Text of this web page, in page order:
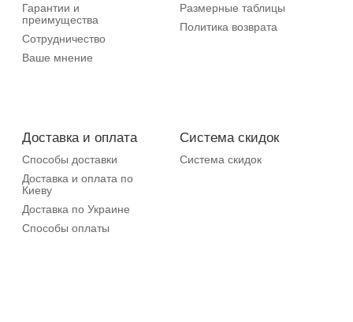
Гарантии и
преимущества
Сотрудничество
Ваше мнение
Размерные таблицы
Политика возврата
Доставка и оплата
Способы доставки
Доставка и оплата по
Киеву
Доставка по Украине
Способы оплаты
Система скидок
Система скидок